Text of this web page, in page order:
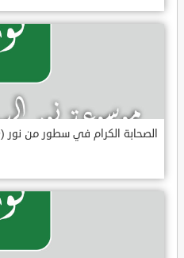
الصحابة الكرام في سطور من نور (9)